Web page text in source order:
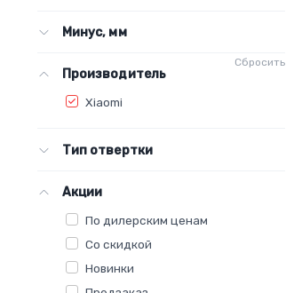
Минус, мм
Сбросить
Производитель
Xiaomi
Тип отвертки
Акции
По дилерским ценам
Со скидкой
Новинки